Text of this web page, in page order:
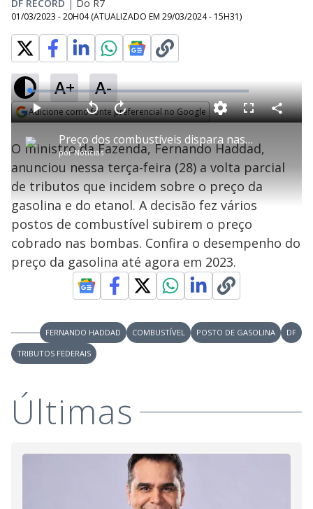
DF RECORD | Do R7
01/03/2023 - 20H04 (ATUALIZADO EM 29/03/2024 - 15H31)
A+ A-
Adicione como fonte preferencial no Google
P
l
a
y
V
i
d
e
o
Preço dos combustíveis dispara nas bombas após volta dos tributos
porNotícias
P V
t
a
r
0
e
g
n
d
s
A
n
ç
a
1
s
e
u
n
o
s
L
o
a
d
e
3
.
2
3
%
F
l
s
c
e
n
C
o
i
l
O ministro da Fazenda, Fernando Haddad,
anunciou nessa terça-feira (28) a volta parcial
de tributos que incidem sobre o preço da
gasolina e do etanol. A decisão fez vários
postos de combustível subirem o preço
cobrado nas bombas. Confira o desempenho do
preço da gasolina até agora em 2023.
FERNANDO HADDAD COMBUSTÍVEL POSTO DE GASOLINA
DF
TRIBUTOS FEDERAIS
Últimas